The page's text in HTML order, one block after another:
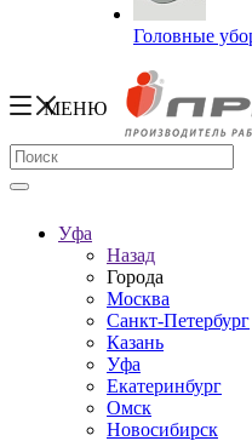
Головные
МЕНЮ
Уфа
Назад
Города
Москва
Санкт-Петербург
Казань
Уфа
Екатеринбург
Омск
Новосибирск